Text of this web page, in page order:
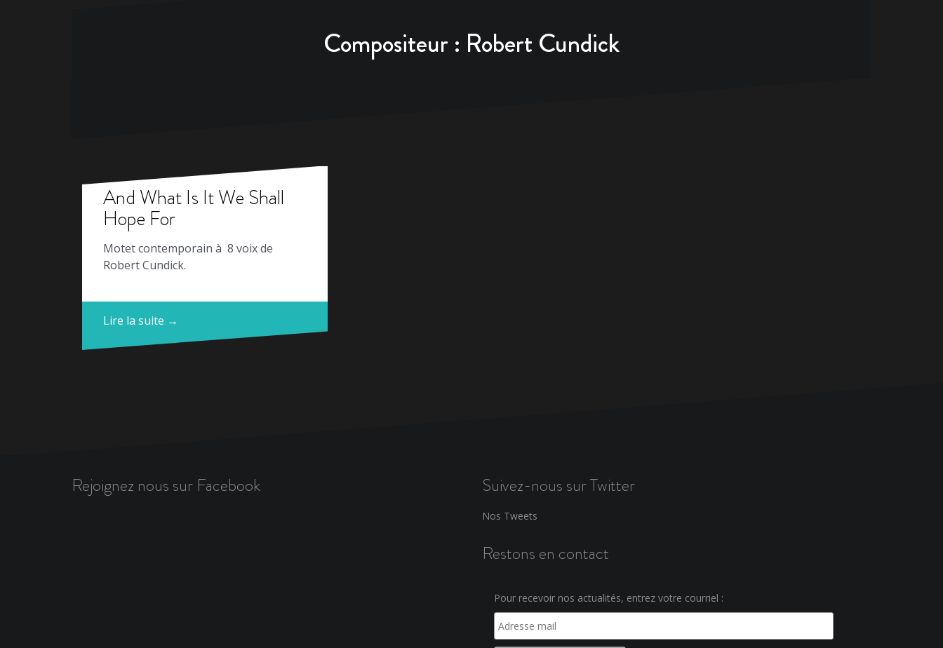
Compositeur : Robert Cundick
And What Is It We Shall
Hope For
Motet contemporain à 8 voix de
Robert Cundick.
Lire la suite →
Rejoignez nous sur Facebook Suivez-nous sur Twitter
Nos Tweets
Restons en contact
Pour recevoir nos actualités, entrez votre courriel :